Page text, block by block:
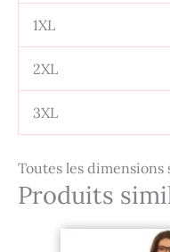
1XL
2XL
3XL
Toutes les
Produits